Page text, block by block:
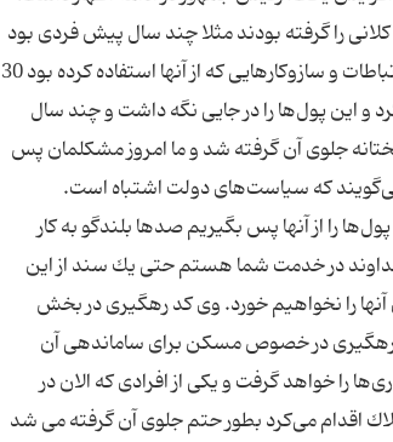
را گرفته بودند مثلا چند سال پیش فردی بود
كه در قزوین وامی 80 میلیارد تومانی گرفته بود تا كارخانه‌ای در تهران بسازد و با ارتباطات و سازوكارهایی كه از آنها استفاده كرده بود 30
و این پول‌ها را در جایی نگه داشت و چند سال
جلوی آن گرفته شد و ما امروز مشكلمان پس
كه سیاست‌های دولت اشتباه است.
را از آنها پس بگیریم صدها بلندگو به كار
خداوند در خدمت شما هستم حتی یك سند از این
را نخواهیم خورد. وی كد رهگیری در بخش
رهگیری در خصوص مسكن برای ساماندهی آن
را خواهد گرفت و یكی از افرادی كه الان در
اقدام می‌كرد بطور حتم جلوی آن گرفته می شد